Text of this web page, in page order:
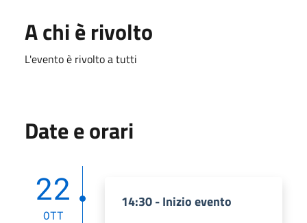
A chi è rivolto
L'evento è rivolto a tutti
Date e orari
22
OTT
14:30 - Inizio evento